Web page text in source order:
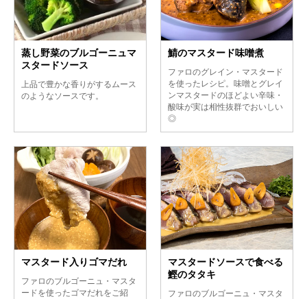
蒸し野菜のブルゴーニュマ
スタードソース
上品で豊かな香りがするムース
のようなソースです。
鯖のマスタード味噌煮
ファロのグレイン・マスタード
を使ったレシピ。味噌とグレイ
ンマスタードのほどよい辛味・
酸味が実は相性抜群でおいしい
◎
マスタード入りゴマだれ
ファロのブルゴーニュ・マスタ
ードを使ったゴマだれをご紹
マスタードソースで食べる
鰹のタタキ
ファロのブルゴーニュ・マスタ